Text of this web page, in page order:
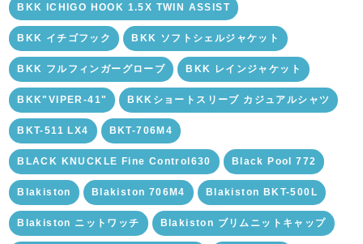
BKK ICHIGO HOOK 1.5X TWIN ASSIST
BKK イチゴフック BKK ソフトシェルジャケット
BKK フルフィンガーグローブ BKK レインジャケット
BKK"VIPER-41" BKKショートスリーブ カジュアルシャツ
BKT-511 LX4 BKT-706M4
BLACK KNUCKLE Fine Control630 Black Pool 772
Blakiston Blakiston 706M4 Blakiston BKT-500L
Blakiston ニットワッチ Blakiston ブリムニットキャップ